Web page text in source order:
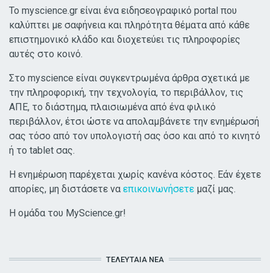
Το myscience.gr είναι ένα ειδησεογραφικό portal που
καλύπτει με σαφήνεια και πληρότητα θέματα από κάθε
επιστημονικό κλάδο και διοχετεύει τις πληροφορίες
αυτές στο κοινό.
Στο myscience είναι συγκεντρωμένα άρθρα σχετικά με
την πληροφορική, την τεχνολογία, το περιβάλλον, τις
ΑΠΕ, το διάστημα, πλαισιωμένα από ένα φιλικό
περιβάλλον, έτσι ώστε να απολαμβάνετε την ενημέρωσή
σας τόσο από τον υπολογιστή σας όσο και από το κινητό
ή το tablet σας.
Η ενημέρωση παρέχεται χωρίς κανένα κόστος. Εάν έχετε
απορίες, μη διστάσετε να επικοινωνήσετε μαζί μας.
Η ομάδα του MyScience.gr!
ΤΕΛΕΥΤΑΊΑ ΝΈΑ